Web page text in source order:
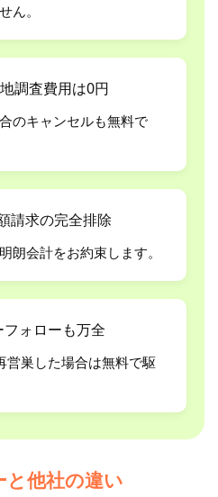
ん。
調査費用は0円
のキャンセルも無料で
請求の完全排除
朗会計をお約束します。
フォローも万全
営巣した場合は無料で駆
他社の違い